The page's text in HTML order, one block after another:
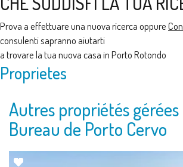
Prova a effettuare una nuova ricerca oppure
consulenti sapranno aiutarti
a trovare la tua nuova casa in Porto Rotondo
Proprietes
Autres propriétés
Bureau de Porto Cervo